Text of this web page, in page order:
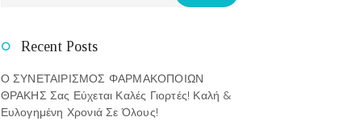
Recent Posts
Ο ΣΥΝΕΤΑΙΡΙΣΜΟΣ ΦΑΡΜΑΚΟΠΟΙΩΝ
ΘΡΑΚΗΣ Σας Εύχεται Καλές Γιορτές! Καλή &
Ευλογημένη Χρονιά Σε Όλους!